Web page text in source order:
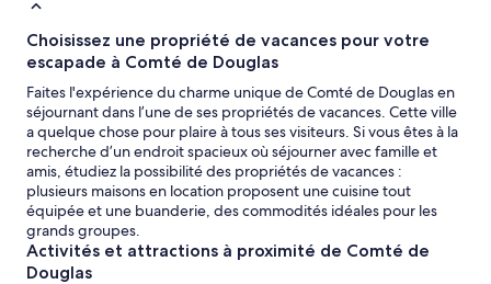
Choisissez une propriété de vacances pour votre
escapade à Comté de Douglas
Faites l'expérience du charme unique de Comté de Douglas en
séjournant dans l’une de ses propriétés de vacances. Cette ville
a quelque chose pour plaire à tous ses visiteurs. Si vous êtes à la
recherche d’un endroit spacieux où séjourner avec famille et
amis, étudiez la possibilité des propriétés de vacances :
plusieurs maisons en location proposent une cuisine tout
équipée et une buanderie, des commodités idéales pour les
grands groupes.
Activités et attractions à proximité de Comté de
Douglas